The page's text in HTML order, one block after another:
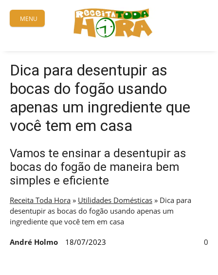
content
MENU
Dica para desentupir as
bocas do fogão usando
apenas um ingrediente que
você tem em casa
Vamos te ensinar a desentupir as
bocas do fogão de maneira bem
simples e eficiente
Receita Toda Hora » Utilidades Domésticas » Dica para
desentupir as bocas do fogão usando apenas um
ingrediente que você tem em casa
André Holmo 18/07/2023 0